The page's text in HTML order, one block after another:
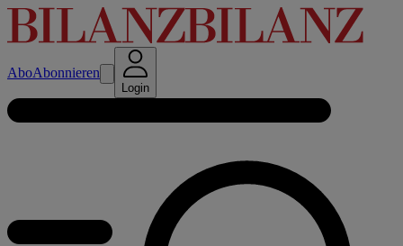
AboAbonnieren
Login